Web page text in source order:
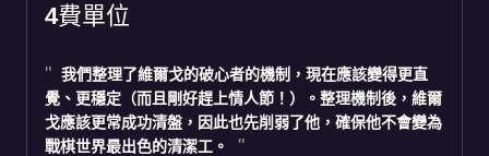
4費單位
我們整理了維爾戈的破心者的機制，現在應該變得更直
覺、更穩定（而且剛好趕上情人節！）。整理機制後，維爾
戈應該更常成功清盤，因此也先削弱了他，確保他不會變為
戰棋世界最出色的清潔工。